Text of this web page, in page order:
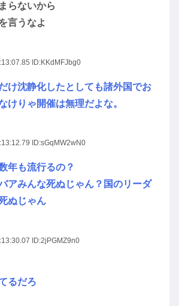
らないから
言うなよ
ID:KKdMFJbg0
け沈静化したとしても諸外国でお
けりゃ開催は無理だよな。
ID:sGqMW2wN0
年も流行るの？
アみんな死ぬじゃん？国のリーダ
ぬじゃん
ID:2jPGMZ9n0
るだろ